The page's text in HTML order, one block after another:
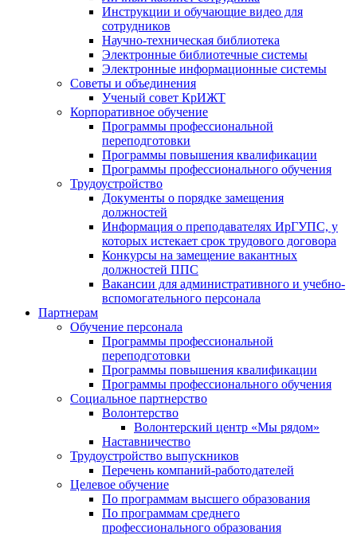
Инструкции и обучающие видео для
сотрудников
Научно-техническая библиотека
Электронные библиотечные системы
Электронные информационные системы
Советы и объединения
Ученый совет КрИЖТ
Корпоративное обучение
Программы профессиональной
переподготовки
Программы повышения квалификации
Программы профессионального обучения
Трудоустройство
Документы о порядке замещения
должностей
Информация о преподавателях ИрГУПС, у
которых истекает срок трудового договора
Конкурсы на замещение вакантных
должностей ППС
Вакансии для административного и учебно-
вспомогательного персонала
Партнерам
Обучение персонала
Программы профессиональной
переподготовки
Программы повышения квалификации
Программы профессионального обучения
Социальное партнерство
Волонтерство
Волонтерский центр «Мы рядом»
Наставничество
Трудоустройство выпускников
Перечень компаний-работодателей
Целевое обучение
По программам высшего образования
По программам среднего
профессионального образования